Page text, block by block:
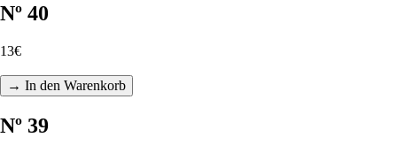
Nº 40
13€
→ In den Warenkorb
Nº 39